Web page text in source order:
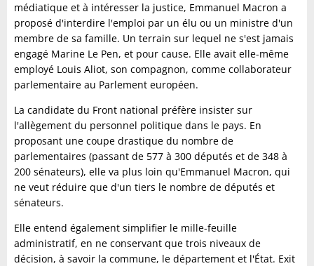
médiatique et à intéresser la justice, Emmanuel Macron a
proposé d'interdire l'emploi par un élu ou un ministre d'un
membre de sa famille. Un terrain sur lequel ne s'est jamais
engagé Marine Le Pen, et pour cause. Elle avait elle-même
employé Louis Aliot, son compagnon, comme collaborateur
parlementaire au Parlement européen.
La candidate du Front national préfère insister sur
l'allègement du personnel politique dans le pays. En
proposant une coupe drastique du nombre de
parlementaires (passant de 577 à 300 députés et de 348 à
200 sénateurs), elle va plus loin qu'Emmanuel Macron, qui
ne veut réduire que d'un tiers le nombre de députés et
sénateurs.
Elle entend également simplifier le mille-feuille
administratif, en ne conservant que trois niveaux de
décision, à savoir la commune, le département et l'État. Exit